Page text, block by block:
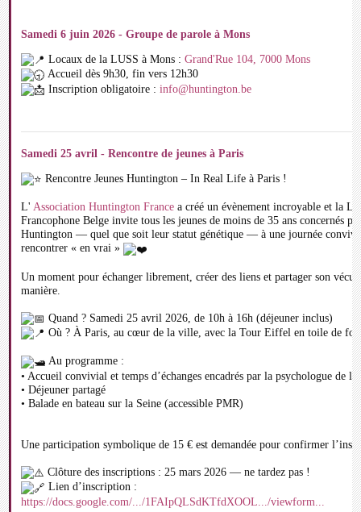
Samedi 6 juin 2026 - Groupe de parole à Mons
Locaux de la LUSS à Mons :Grand'Rue 104, 7000 Mons
Accueil dès 9h30, fin vers 12h30
Inscription obligatoire :info@huntington.be
Samedi 25 avril - Rencontre de jeunes à Paris
Rencontre Jeunes Huntington – In Real Life à Paris !
L'Association Huntington France a créé un évènement incroyable et la
Francophone Belge invite tous les jeunes de moins de 35 ans concernés
Huntington — quel que soit leur statut génétique — à une journée
rencontrer « en vrai »
Un moment pour échanger librement, créer des liens et partager son vécu,
manière.
Quand ? Samedi 25 avril 2026, de 10h à 16h (déjeuner inclus)
Où ? À Paris, au cœur de la ville, avec la Tour Eiffel en toile de
Au programme :
• Accueil convivial et temps d’échanges encadrés par la psychologue de
• Déjeuner partagé
• Balade en bateau sur la Seine (accessible PMR)
Une participation symbolique de 15 € est demandée pour confirmer
Clôture des inscriptions : 25 mars 2026 — ne tardez pas !
Lien d’inscription :
https://docs.google.com/.../1FAIpQLSdKTfdXOOL.../viewform...